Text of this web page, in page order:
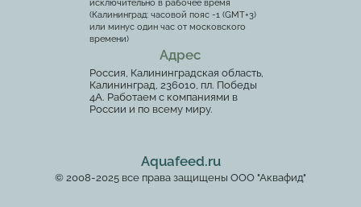
исключительно в рабочее время
(Калининград: часовой пояс -1 (GMT+3)
или минус один час от московского
времени)
Адрес
Россия, Калининградская область,
Калининград, 236010, пл. Победы
4А. Работаем с компаниями в
России и по всему миру.
Aquafeed.ru
© 2008-2025 все права защищены ООО "Аквафид"